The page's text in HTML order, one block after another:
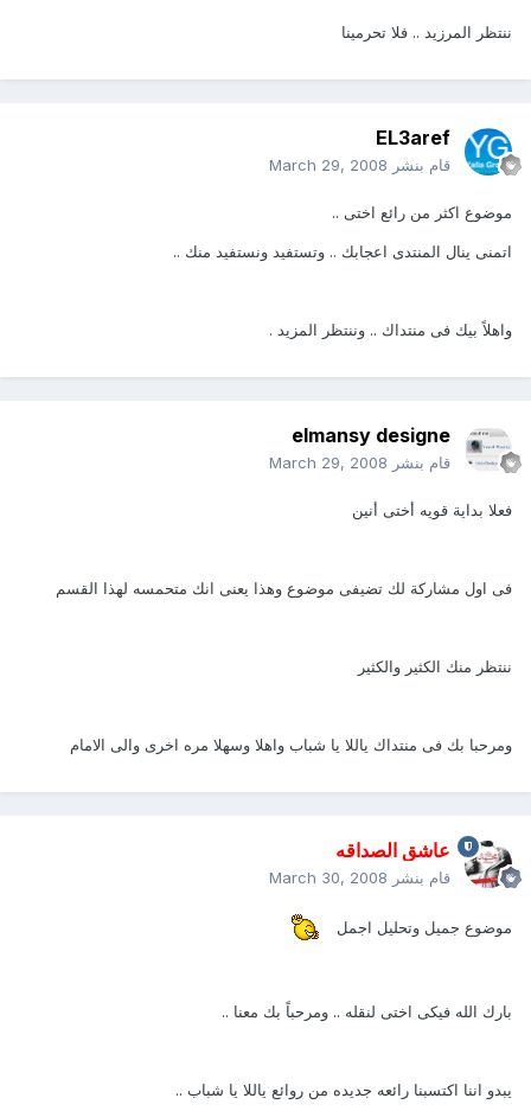
ننتظر المرزيد .. فلا تحرمينا
EL3aref
قام بنشر March 29, 2008
موضوع اكثر من رائع اختى ..
اتمنى ينال المنتدى اعجابك .. وتستفيد ونستفيد منك ..
واهلاً بيك فى منتداك .. وننتظر المزيد .
elmansy designe
قام بنشر March 29, 2008
فعلا بداية قويه أختى أنين
فى اول مشاركة لك تضيفى موضوع وهذا يعنى انك متحمسه لهذا القسم
ننتظر منك الكثير والكثير
ومرحبا بك فى منتداك ياللا يا شباب واهلا وسهلا مره اخرى والى الامام
عاشق الصداقه
قام بنشر March 30, 2008
موضوع جميل وتحليل اجمل
بارك الله فيكى اختى لنقله .. ومرحباً بك معنا ..
يبدو اننا اكتسبنا رائعه جديده من روائع ياللا يا شباب ..